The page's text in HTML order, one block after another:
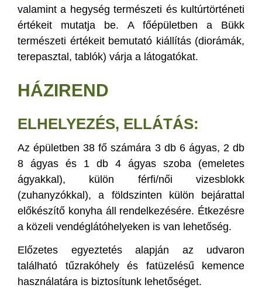
valamint a hegység természeti és kultúrtörténeti
értékeit mutatja be. A főépületben a Bükk
természeti értékeit bemutató kiállítás (diorámák,
terepasztal, tablók) várja a látogatókat.
HÁZIREND
ELHELYEZÉS, ELLÁTÁS:
Az épületben 38 fő számára 3 db 6 ágyas, 2 db
8 ágyas és 1 db 4 ágyas szoba (emeletes
ágyakkal), külön férfi/női vizesblokk
(zuhanyzókkal), a földszinten külön bejárattal
előkészítő konyha áll rendelkezésére. Étkezésre
a közeli vendéglátóhelyeken is van lehetőség.
Előzetes egyeztetés alapján az udvaron
található tűzrakóhely és fatüzelésű kemence
használatára is biztosítunk lehetőséget.